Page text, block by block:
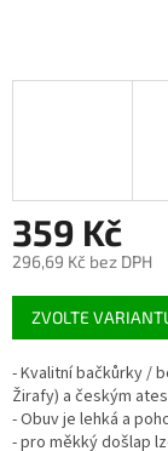
359 Kč
296,69 Kč bez DPH
Měrná
cena:
ZVOLTE
- Kvalitní bačkůrky /
Žirafy) a českým
- Obuv je lehká a
- pro měkký došlap